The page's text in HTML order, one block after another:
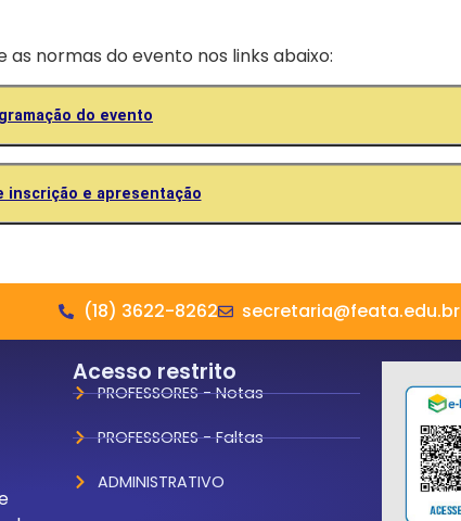
normas do evento nos links abaixo:
do evento
inscrição e apresentação
(18) 3622-8262 secretaria@feata.edu.br
Acesso restrito
PROFESSORES - Notas
PROFESSORES - Faltas
ADMINISTRATIVO